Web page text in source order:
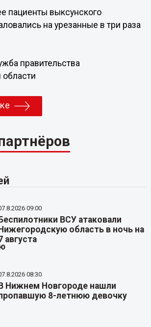
пациенты выксунского
на урезанные в три раза
правительства
09:00
Беспилотники ВСУ атаковали
Нижегородскую область в ночь на
августа
08:30
В Нижнем Новгороде нашли
8-летнюю девочку